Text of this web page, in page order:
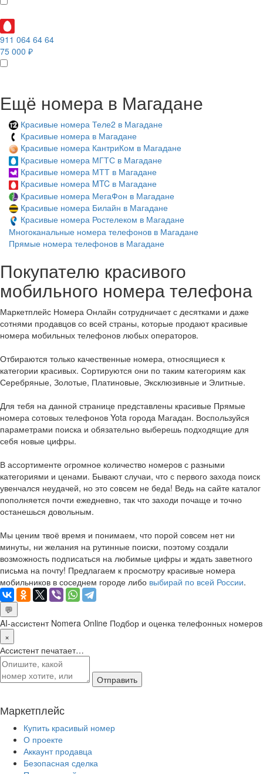
911 064 64 64
75 000 ₽
Ещё номера в Магадане
Красивые номера Теле2 в Магадане
Красивые номера в Магадане
Красивые номера КантриКом в Магадане
Красивые номера МГТС в Магадане
Красивые номера МТТ в Магадане
Красивые номера MTC в Магадане
Красивые номера МегаФон в Магадане
Красивые номера Билайн в Магадане
Красивые номера Ростелеком в Магадане
Многоканальные номера телефонов в Магадане
Прямые номера телефонов в Магадане
Покупателю красивого
мобильного номера телефона
Маркетплейс Номера Онлайн сотрудничает с десятками и даже
сотнями продавцов со всей страны, которые продают красивые
номера мобильных телефонов любых операторов.
Отбираются только качественные номера, относящиеся к
категории красивых. Сортируются они по таким категориям как
Серебряные, Золотые, Платиновые, Эксклюзивные и Элитные.
Для тебя на данной странице представлены красивые Прямые
номера сотовых телефонов Yota города Магадан. Воспользуйся
параметрами поиска и обязательно выберешь подходящие для
себя новые цифры.
В ассортименте огромное количество номеров с разными
категориями и ценами. Бывают случаи, что с первого захода поиск
увенчался неудачей, но это совсем не беда! Ведь на сайте каталог
пополняется почти ежедневно, так что заходи почаще и точно
останешься довольным.
Мы ценим твоё время и понимаем, что порой совсем нет ни
минуты, ни желания на рутинные поиски, поэтому создали
возможность подписаться на любимые цифры и ждать заветного
письма на почту! Предлагаем к просмотру красивые номера
мобильников в соседнем городе либо выбирай по всей России.
💬
AI-ассистент Nomera Online Подбор и оценка телефонных номеров
×
Ассистент печатает…
Отправить
Маркетплейс
Купить красивый номер
О проекте
Аккаунт продавца
Безопасная сделка